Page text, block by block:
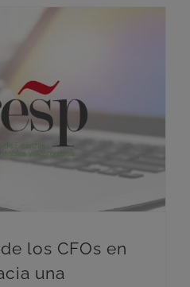
los CFOs en
una